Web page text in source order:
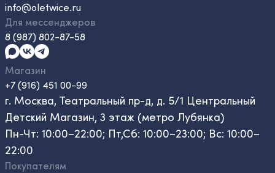
info@oletwice.ru
Для мессенджеров
8 (987) 802-87-58
Магазин
+7 (916) 451 00-99
г. Москва, Театральный пр-д, д. 5/1 Центральный
Детский Магазин, 3 этаж (метро Лубянка)
Пн-Чт: 10:00–22:00; Пт,Сб: 10:00–23:00; Вс: 10:00–
22:00
Покупателям